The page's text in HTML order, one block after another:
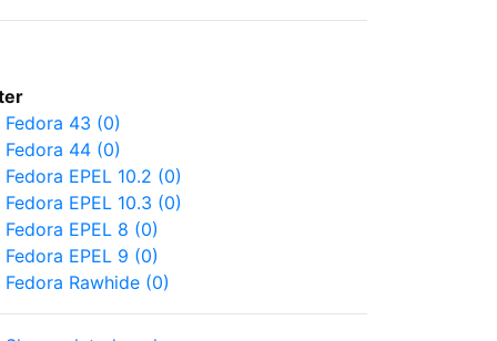
Fedora 43 (0)
Fedora 44 (0)
Fedora EPEL 10.2 (0)
Fedora EPEL 10.3 (0)
Fedora EPEL 8 (0)
Fedora EPEL 9 (0)
Fedora Rawhide (0)